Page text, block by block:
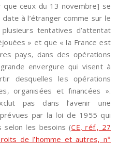
que ceux du 13 novembre] se
à l’étranger comme sur le
tentatives d’attentat
» et que « la France est
pays, dans des opérations
envergure qui visent à
desquelles les opérations
organisées et financées ».
pas dans l’avenir une
par la loi de 1955 qui
selon les besoins (CE, réf., 27
de l’homme et autres, n°